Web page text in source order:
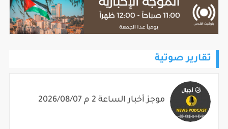
تقارير صوتية
موجز أخبار الساعة 2 م 2026/08/07